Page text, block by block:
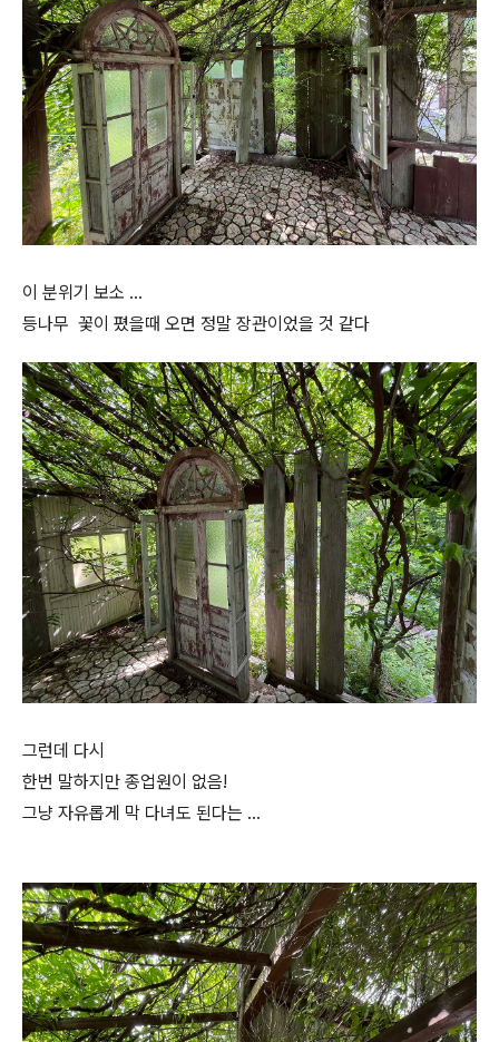
이 분위기 보소 …
등나무 꽃이 폈을때 오면 정말 장관이었을 것 같다
그런데 다시
한번 말하지만 종업원이 없음!
그냥 자유롭게 막 다녀도 된다는 …